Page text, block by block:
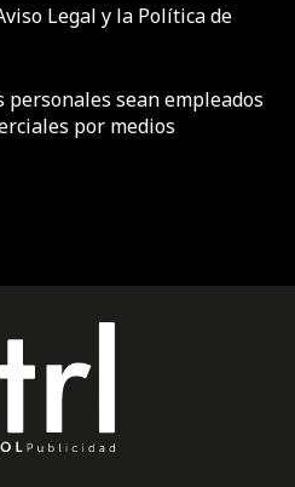
Legal y la Política de
personales sean empleados
por medios